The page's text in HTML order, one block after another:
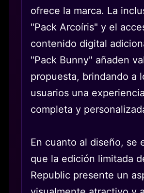
ofrece la marca. La
"Pack Arcoíris" y el
contenido digital
"Pack Bunny" añaden
propuesta, brindando a
usuarios una
completa y
En cuanto al diseño, se
que la edición limitada
Republic presente un